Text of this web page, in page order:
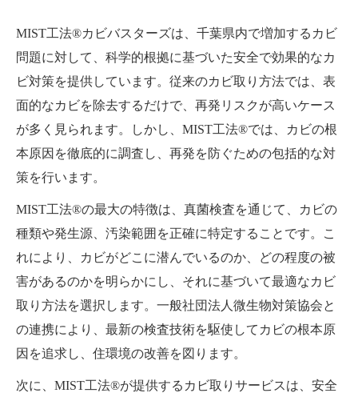
MIST工法®カビバスターズは、千葉県内で増加するカビ
問題に対して、科学的根拠に基づいた安全で効果的なカ
ビ対策を提供しています。従来のカビ取り方法では、表
面的なカビを除去するだけで、再発リスクが高いケース
が多く見られます。しかし、MIST工法®では、カビの根
本原因を徹底的に調査し、再発を防ぐための包括的な対
策を行います。
MIST工法®の最大の特徴は、真菌検査を通じて、カビの
種類や発生源、汚染範囲を正確に特定することです。こ
れにより、カビがどこに潜んでいるのか、どの程度の被
害があるのかを明らかにし、それに基づいて最適なカビ
取り方法を選択します。一般社団法人微生物対策協会と
の連携により、最新の検査技術を駆使してカビの根本原
因を追求し、住環境の改善を図ります。
次に、MIST工法®が提供するカビ取りサービスは、安全